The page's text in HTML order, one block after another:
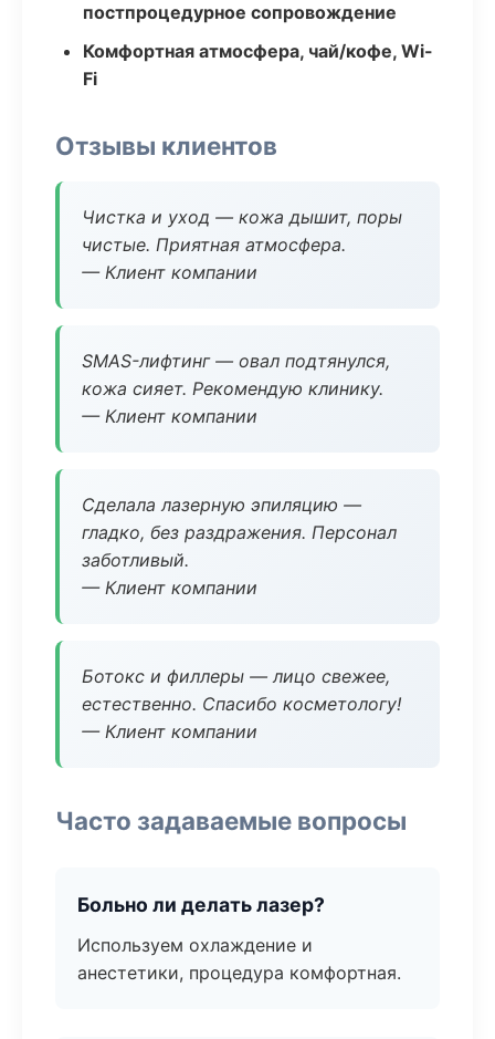
постпроцедурное сопровождение
Комфортная атмосфера, чай/кофе, Wi-
Fi
Отзывы клиентов
Чистка и уход — кожа дышит, поры
чистые. Приятная атмосфера.
— Клиент компании
SMAS-лифтинг — овал подтянулся,
кожа сияет. Рекомендую клинику.
— Клиент компании
Сделала лазерную эпиляцию —
гладко, без раздражения. Персонал
заботливый.
— Клиент компании
Ботокс и филлеры — лицо свежее,
естественно. Спасибо косметологу!
— Клиент компании
Часто задаваемые вопросы
Больно ли делать лазер?
Используем охлаждение и
анестетики, процедура комфортная.